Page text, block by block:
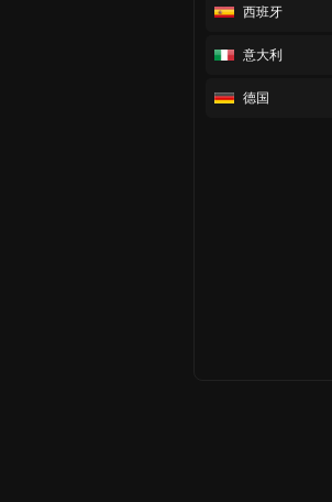
西班牙
意大利
德国